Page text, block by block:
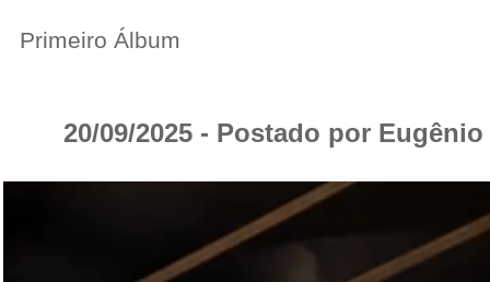
Primeiro Álbum
20/09/2025 - Postado por Eugênio